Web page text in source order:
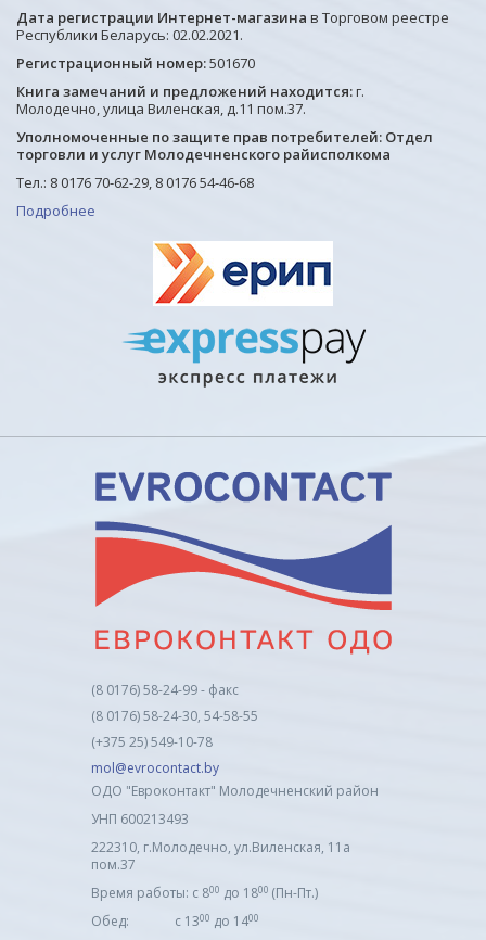
Дата регистрации Интернет-магазина в Торговом реестре
Республики Беларусь: 02.02.2021.
Регистрационный номер:501670
Книга замечаний и предложений находится:г.
Молодечно, улица Виленская, д.11 пом.37.
Уполномоченные по защите прав потребителей: Отдел
торговли и услуг Молодечненского райисполкома
Тел.: 8 0176 70-62-29, 8 0176 54-46-68
Подробнее
(8 0176) 58-24-99 - факс
(8 0176) 58-24-30, 54-58-55
(+375 25) 549-10-78
mol@evrocontact.by
ОДО "Евроконтакт" Молодечненский район
УНП 600213493
222310, г.Молодечно, ул.Виленская, 11а
пом.37
Время работы: с 800 до 1800 (Пн-Пт.)
Обед: с 1300 до 1400